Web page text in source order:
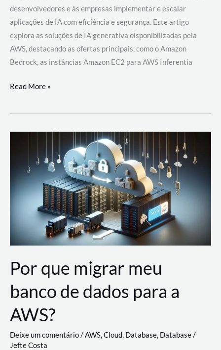
desenvolvedores e às empresas implementar e escalar
aplicações de IA com eficiência e segurança. Este artigo
explora as soluções de IA generativa disponibilizadas pela
AWS, destacando as ofertas principais, como o Amazon
Bedrock, as instâncias Amazon EC2 para AWS Inferentia
Utilizando
Soluções
AWS
Read More »
Por que migrar meu
banco de dados para a
AWS?
Deixe um comentário/AWS,Cloud, Database, Database/
Jefte Costa